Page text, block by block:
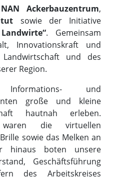
und
große und kleine
hautnah erleben.
die virtuellen
sowie das Melken an
hinaus boten unsere
Geschäftsführung
des Arbeitskreises
Informationen zu
moderner Produktion
Besonders erfreulich
von Lehrkräften, Eltern
Gelegenheit zum
nutzten.